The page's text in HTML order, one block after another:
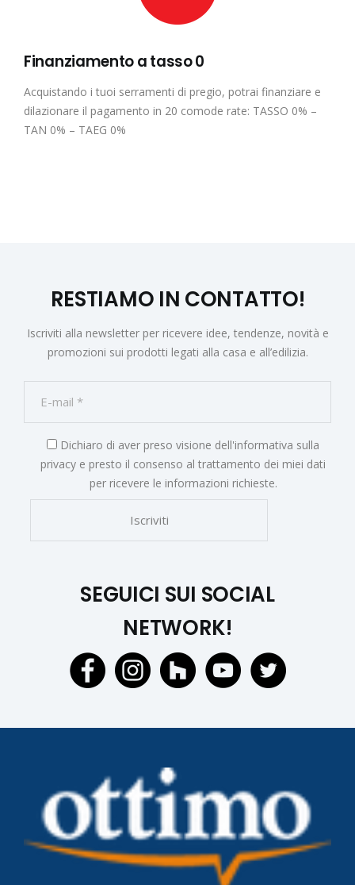
Finanziamento a tasso 0
Acquistando i tuoi serramenti di pregio, potrai finanziare e
dilazionare il pagamento in 20 comode rate: TASSO 0% –
TAN 0% – TAEG 0%
RESTIAMO IN CONTATTO!
Iscriviti alla newsletter per ricevere idee, tendenze, novità e
promozioni sui prodotti legati alla casa e all’edilizia.
Dichiaro di aver preso visione dell'informativa sulla
privacy e presto il consenso al trattamento dei miei dati
per ricevere le informazioni richieste.
SEGUICI SUI SOCIAL
NETWORK!